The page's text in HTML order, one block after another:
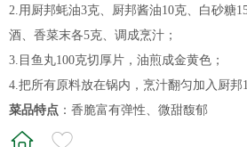
2.用厨邦蚝油3克、厨邦酱油10克、白砂糖
酒、香菜末各5克、调成烹汁；
3.目鱼丸100克切厚片，油煎成金黄色；
4.把所有原料放在锅内，烹汁翻匀加入厨邦
菜品特点 ：香脆富有弹性、微甜馥郁